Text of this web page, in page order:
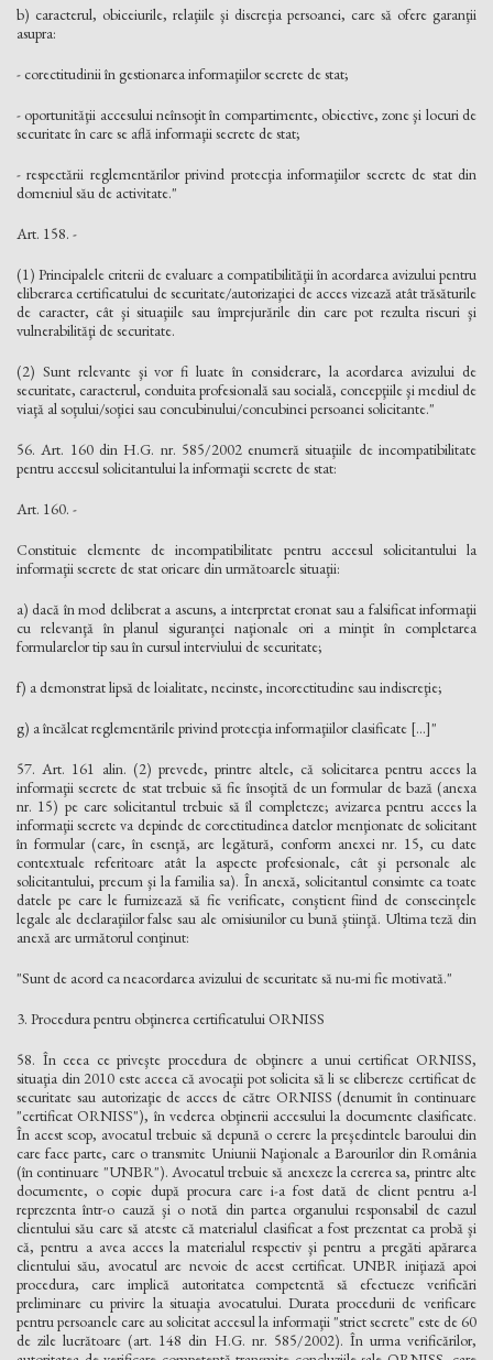
b) caracterul, obiceiurile, relaţiile şi discreţia persoanei, care să ofere garanţii
asupra:
- corectitudinii în gestionarea informaţiilor secrete de stat;
- oportunităţii accesului neînsoţit în compartimente, obiective, zone şi locuri de
securitate în care se află informaţii secrete de stat;
- respectării reglementărilor privind protecţia informaţiilor secrete de stat din
domeniul său de activitate."
Art. 158. -
(1) Principalele criterii de evaluare a compatibilităţii în acordarea avizului pentru
eliberarea certificatului de securitate/autorizaţiei de acces vizează atât trăsăturile
de caracter, cât şi situaţiile sau împrejurările din care pot rezulta riscuri şi
vulnerabilităţi de securitate.
(2) Sunt relevante şi vor fi luate în considerare, la acordarea avizului de
securitate, caracterul, conduita profesională sau socială, concepţiile şi mediul de
viaţă al soţului/soţiei sau concubinului/concubinei persoanei solicitante."
56. Art. 160 din H.G. nr. 585/2002 enumeră situaţiile de incompatibilitate
pentru accesul solicitantului la informaţii secrete de stat:
Art. 160. -
Constituie elemente de incompatibilitate pentru accesul solicitantului la
informaţii secrete de stat oricare din următoarele situaţii:
a) dacă în mod deliberat a ascuns, a interpretat eronat sau a falsificat informaţii
cu relevanţă în planul siguranţei naţionale ori a minţit în completarea
formularelor tip sau în cursul interviului de securitate;
f) a demonstrat lipsă de loialitate, necinste, incorectitudine sau indiscreţie;
g) a încălcat reglementările privind protecţia informaţiilor clasificate [...]"
57. Art. 161 alin. (2) prevede, printre altele, că solicitarea pentru acces la
informaţii secrete de stat trebuie să fie însoţită de un formular de bază (anexa
nr. 15) pe care solicitantul trebuie să îl completeze; avizarea pentru acces la
informaţii secrete va depinde de corectitudinea datelor menţionate de solicitant
în formular (care, în esenţă, are legătură, conform anexei nr. 15, cu date
contextuale referitoare atât la aspecte profesionale, cât şi personale ale
solicitantului, precum şi la familia sa). În anexă, solicitantul consimte ca toate
datele pe care le furnizează să fie verificate, conştient fiind de consecinţele
legale ale declaraţiilor false sau ale omisiunilor cu bună ştiinţă. Ultima teză din
anexă are următorul conţinut:
"Sunt de acord ca neacordarea avizului de securitate să nu-mi fie motivată."
3. Procedura pentru obţinerea certificatului ORNISS
58. În ceea ce priveşte procedura de obţinere a unui certificat ORNISS,
situaţia din 2010 este aceea că avocaţii pot solicita să li se elibereze certificat de
securitate sau autorizaţie de acces de către ORNISS (denumit în continuare
"certificat ORNISS"), în vederea obţinerii accesului la documente clasificate.
În acest scop, avocatul trebuie să depună o cerere la preşedintele baroului din
care face parte, care o transmite Uniunii Naţionale a Barourilor din România
(în continuare "UNBR"). Avocatul trebuie să anexeze la cererea sa, printre alte
documente, o copie după procura care i-a fost dată de client pentru a-l
reprezenta într-o cauză şi o notă din partea organului responsabil de cazul
clientului său care să ateste că materialul clasificat a fost prezentat ca probă şi
că, pentru a avea acces la materialul respectiv şi pentru a pregăti apărarea
clientului său, avocatul are nevoie de acest certificat. UNBR iniţiază apoi
procedura, care implică autoritatea competentă să efectueze verificări
preliminare cu privire la situaţia avocatului. Durata procedurii de verificare
pentru persoanele care au solicitat accesul la informaţii "strict secrete" este de 60
de zile lucrătoare (art. 148 din H.G. nr. 585/2002). În urma verificărilor,